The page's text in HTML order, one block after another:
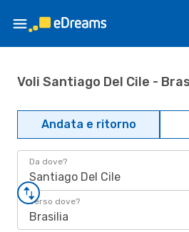
Voli Santiago Del Cile -
Andata e ritorno
Da dove?
Santiago Del Cile
Verso dove?
Brasilia